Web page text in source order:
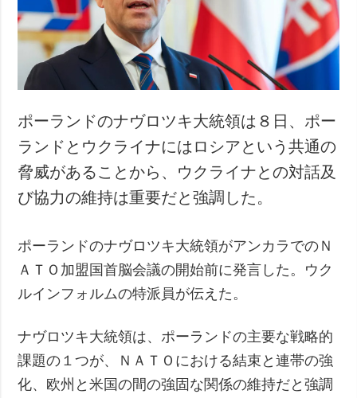
事故・緊急事態
追加
特集
インタビュー
写真
動画
サービス
購読
フォトバンク
ポーランドのナヴロツキ大統領は８日、ポー
ランドとウクライナにはロシアという共通の
脅威があることから、ウクライナとの対話及
び協力の維持は重要だと強調した。
ポーランドのナヴロツキ大統領がアンカラでのＮ
ＡＴＯ加盟国首脳会議の開始前に発言した。ウク
ルインフォルムの特派員が伝えた。
ナヴロツキ大統領は、ポーランドの主要な戦略的
課題の１つが、ＮＡＴＯにおける結束と連帯の強
化、欧州と米国の間の強固な関係の維持だと強調